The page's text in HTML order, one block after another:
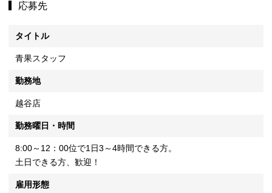
応募先
タイトル
青果スタッフ
勤務地
越谷店
勤務曜日・時間
8:00～12：00位で1日3～4時間できる方。
土日できる方、歓迎！
雇用形態